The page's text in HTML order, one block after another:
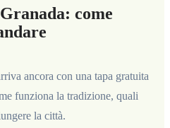
come
ancora con una tapa gratuita
funziona la tradizione, quali
la città.